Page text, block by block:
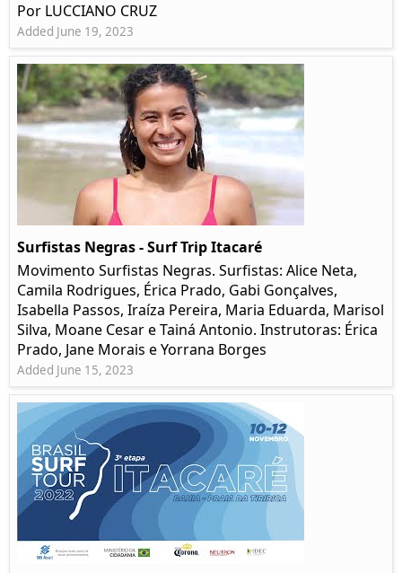
Por LUCCIANO CRUZ
Added June 19, 2023
Surfistas Negras - Surf Trip Itacaré
Movimento Surfistas Negras. Surfistas: Alice Neta,
Camila Rodrigues, Érica Prado, Gabi Gonçalves,
Isabella Passos, Iraíza Pereira, Maria Eduarda, Marisol
Silva, Moane Cesar e Tainá Antonio. Instrutoras: Érica
Prado, Jane Morais e Yorrana Borges
Added June 15, 2023